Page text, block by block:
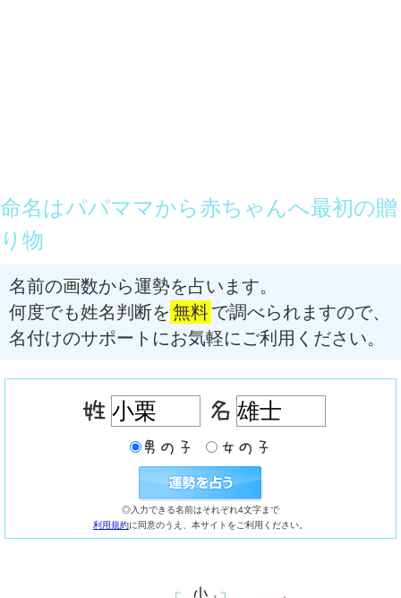
命名はパパママから赤ちゃんへ最初の贈
り物
名前の画数から運勢を占います。
何度でも姓名判断を 無料で調べられますので、
名付けのサポートにお気軽にご利用ください。
◎入力できる名前はそれぞれ4文字まで
利用規約に同意のうえ、本サイトをご利用ください。